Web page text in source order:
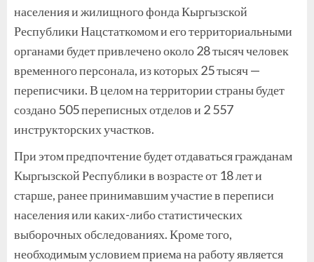
населения и жилищного фонда Кыргызской
Республики Нацстаткомом и его территориальными
органами будет привлечено около 28 тысяч человек
временного персонала, из которых 25 тысяч —
переписчики. В целом на территории страны будет
создано 505 переписных отделов и 2 557
инструкторских участков.
При этом предпочтение будет отдаваться гражданам
Кыргызской Республики в возрасте от 18 лет и
старше, ранее принимавшим участие в переписи
населения или каких-либо статистических
выборочных обследованиях. Кроме того,
необходимым условием приема на работу является